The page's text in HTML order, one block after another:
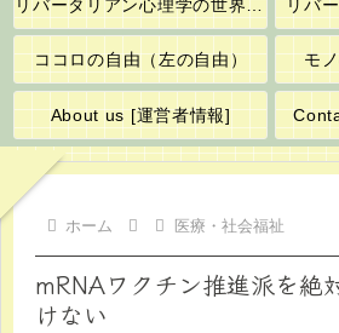
リバータリアン心理学の世界へようこそ！ リバ
ココロの自由（左の自由） モ
About us [運営者情報]
ホーム 医療・社会福祉
mRNAワクチン推進派を絶
けない